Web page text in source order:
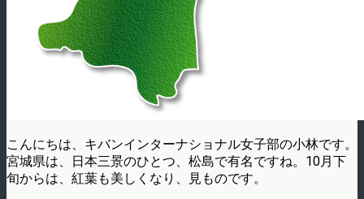
こんにちは、キバンインターナショナル女子部の小林です。
宮城県は、日本三景のひとつ、松島で有名ですね。10月下
旬からは、紅葉も美しくなり、見ものです。